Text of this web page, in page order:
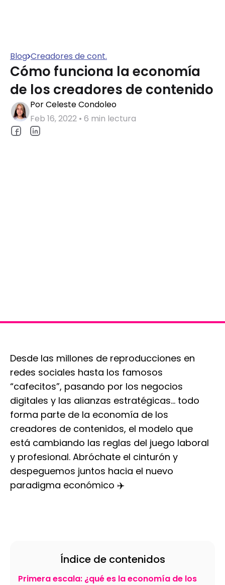
Blog Creadores de cont.
Cómo funciona la economía
de los creadores de contenido
Por Celeste Condoleo
Feb 16, 2022 • 6 min lectura
Desde las millones de reproducciones en
redes sociales hasta los famosos
“cafecitos”, pasando por los negocios
digitales y las alianzas estratégicas… todo
forma parte de la economía de los
creadores de contenidos, el modelo que
está cambiando las reglas del juego laboral
y profesional. Abróchate el cinturón y
despeguemos juntos hacia el nuevo
paradigma económico ✈️
Índice de contenidos
Primera escala: ¿qué es la economía de los